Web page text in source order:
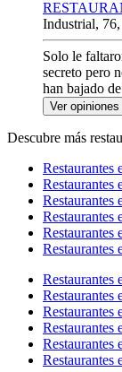
Industrial,
Solo le
secreto pero
han bajado
Ver opiniones
Descubre más
Restaurantes
Restaurantes
Restaurantes
Restaurantes
Restaurantes
Restaurantes
Restaurantes
Restaurantes
Restaurantes
Restaurantes
Restaurantes
Restaurantes